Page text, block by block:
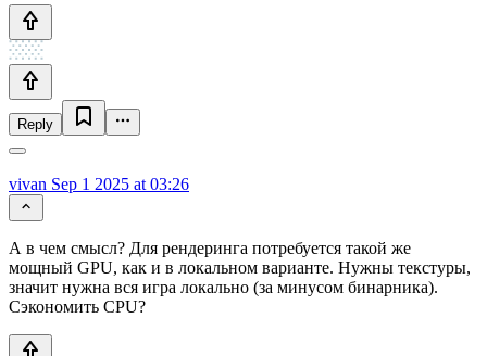
Reply
vivan Sep 1 2025 at 03:26
А в чем смысл? Для рендеринга потребуется такой же
мощный GPU, как и в локальном варианте. Нужны текстуры,
значит нужна вся игра локально (за минусом бинарника).
Сэкономить CPU?